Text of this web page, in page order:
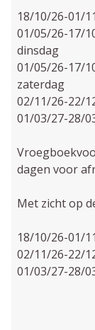
18/10/26-01/
01/05/26-17/
dinsdag
01/05/26-17/
zaterdag
02/11/26-22/
01/03/27-28/
dagen voor
Met zicht op
18/10/26-01/
02/11/26-22/
01/03/27-28/